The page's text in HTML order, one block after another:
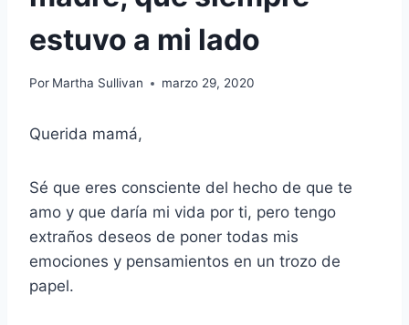
estuvo a mi lado
Por Martha Sullivan marzo 29, 2020
Querida mamá,
Sé que eres consciente del hecho de que te
amo y que daría mi vida por ti, pero tengo
extraños deseos de poner todas mis
emociones y pensamientos en un trozo de
papel.